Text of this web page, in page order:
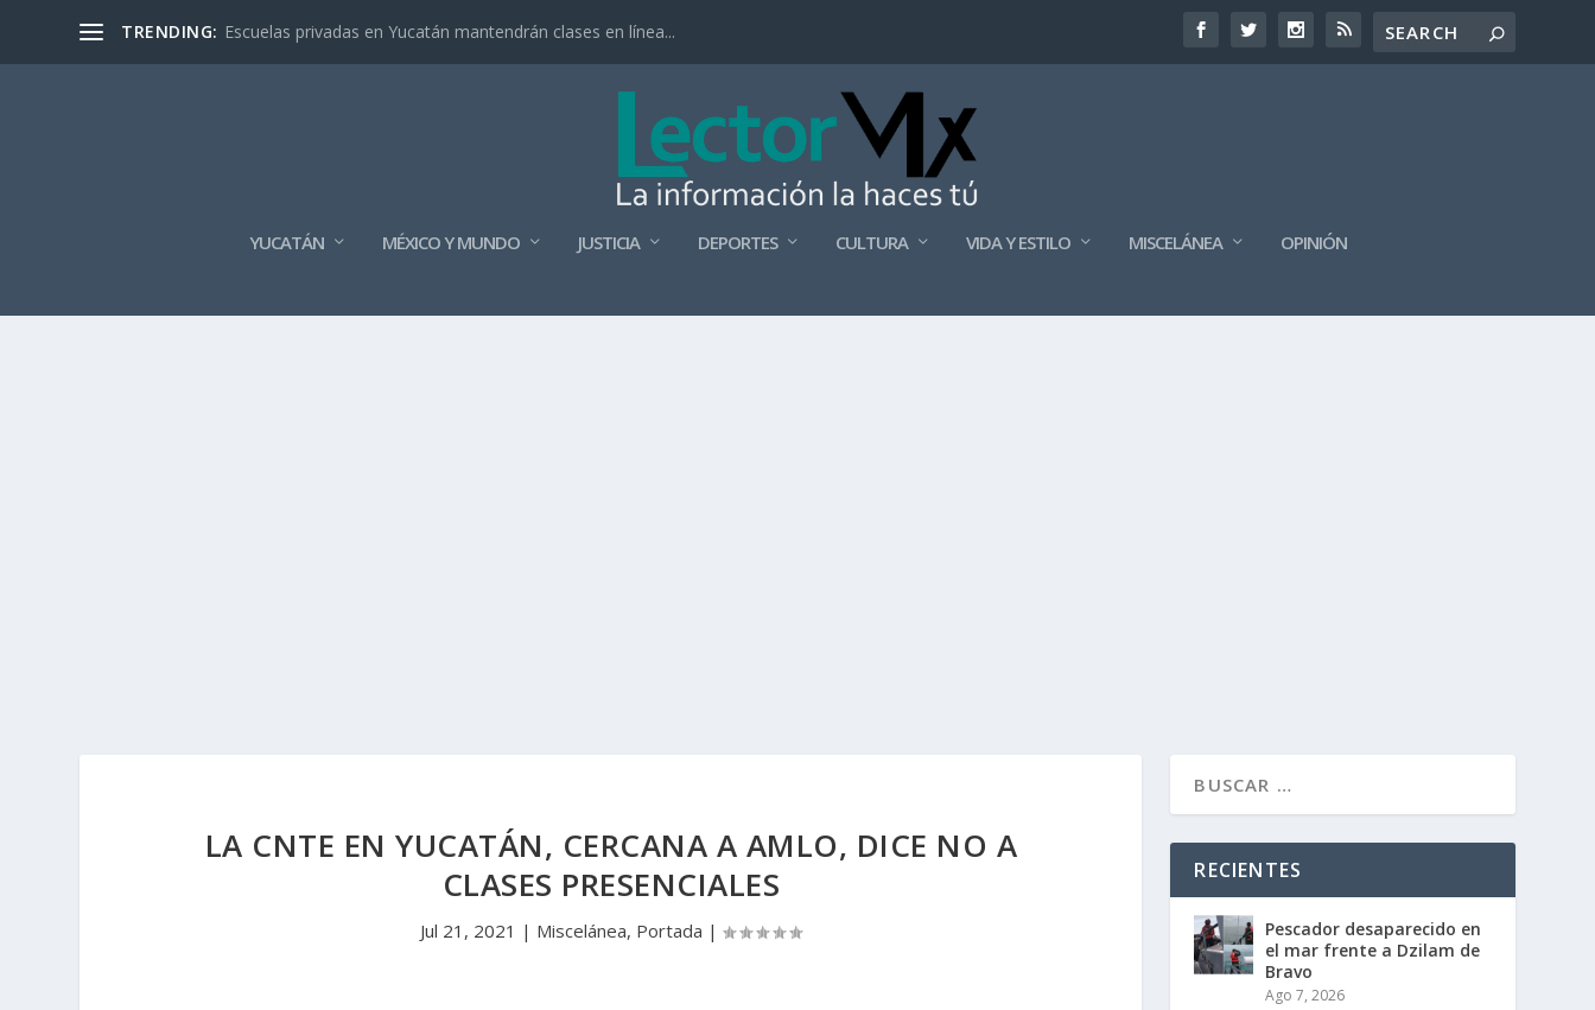
TRENDING: Escuelas privadas en Yucatán mantendrán clases en línea...
YUCATÁN MÉXICO Y MUNDO JUSTICIA DEPORTES CULTURA VIDA Y ESTILO MISCELÁNEA OPINIÓN
LA CNTE EN YUCATÁN, CERCANA A AMLO, DICE NO A
CLASES PRESENCIALES
Jul 21, 2021 | Miscelánea, Portada |
RECIENTES
Pescador desaparecido en
el mar frente a Dzilam de
Bravo
Ago 7, 2026